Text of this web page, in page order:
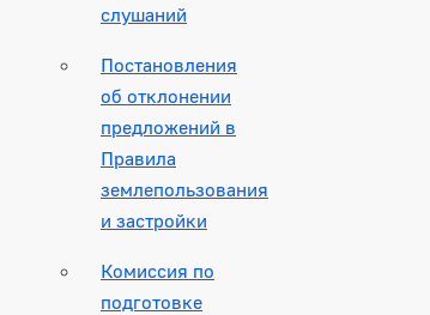
слушаний
Постановления
об отклонении
предложений в
Правила
землепользования
и застройки
Комиссия по
подготовке